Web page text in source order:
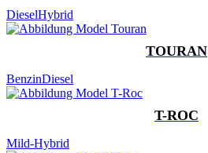
DieselHybrid
TOURAN
BenzinDiesel
T-ROC
Mild-Hybrid